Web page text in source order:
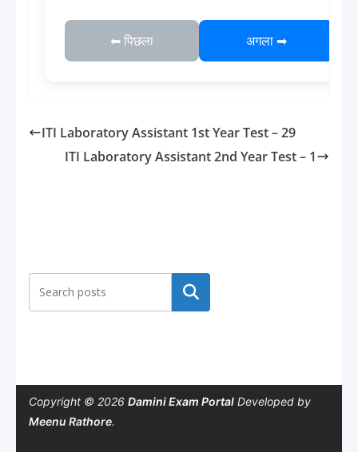
⬅ पिछला अगला ➡
ITI Laboratory Assistant 1st Year Test – 29
ITI Laboratory Assistant 2nd Year Test – 1
Search
Copyright © 2026 Damini Exam Portal Developed by
Meenu Rathore.